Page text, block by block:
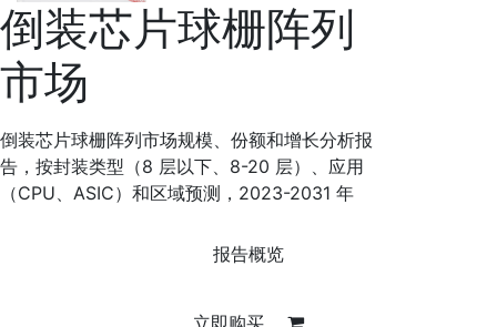
倒装芯片球栅阵列
市场
倒装芯片球栅阵列市场规模、份额和增长分析报
告，按封装类型（8 层以下、8-20 层）、应用
（CPU、ASIC）和区域预测，2023-2031 年
报告概览
立即购买